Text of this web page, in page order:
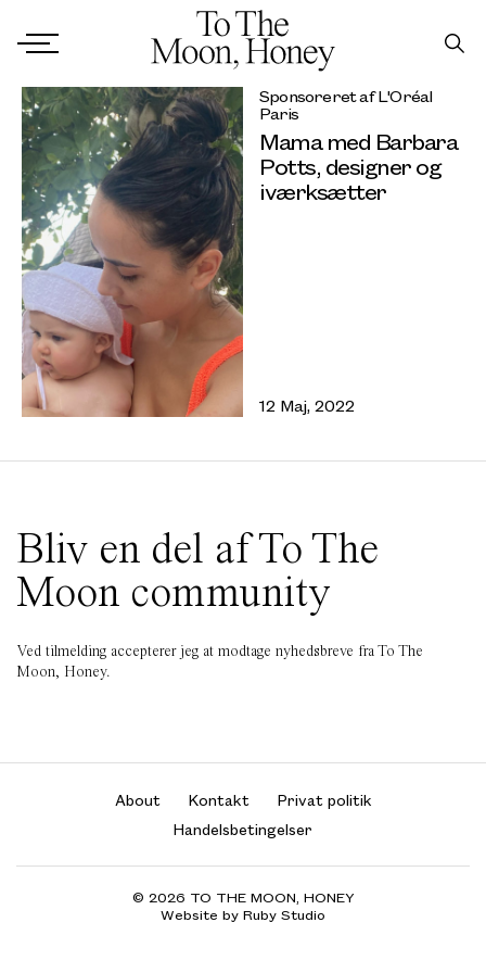
Sponsoreret af L'Oréal
Paris
Mama med Barbara
Potts, designer og
iværksætter
12 Maj, 2022
Bliv en del af To The
Moon community
Ved tilmelding accepterer jeg at modtage nyhedsbreve fra To The
Moon, Honey.
About Kontakt
Privat politik
Handelsbetingelser
© 2026 TO THE MOON, HONEY
Website by Ruby Studio